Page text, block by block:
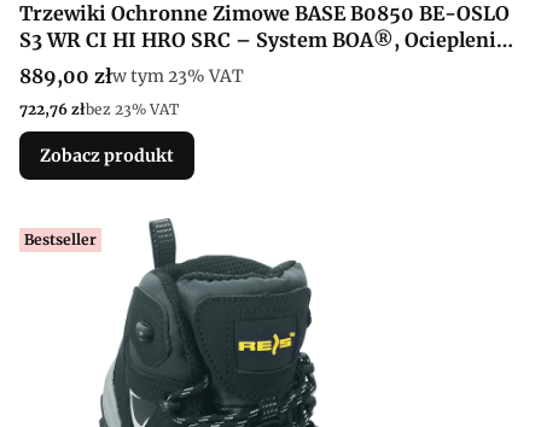
Trzewiki Ochronne Zimowe BASE B0850 BE-OSLO
S3 WR CI HI HRO SRC – System BOA®, Ocieplenie
Primaloft® i Membrana H2Stop
Cena brutto
889,00 złw tym %s VAT
w tym23% VAT
Cena netto
722,76 złbez 23% VAT
Zobacz produkt
Bestseller